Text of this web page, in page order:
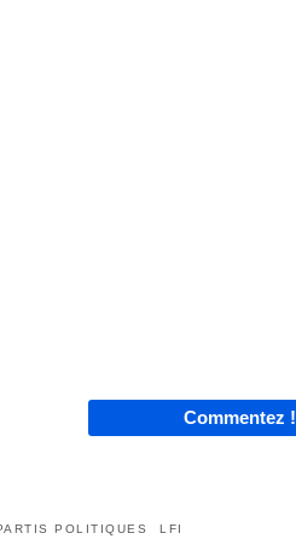
Commentez !
POLITIQUES LFI